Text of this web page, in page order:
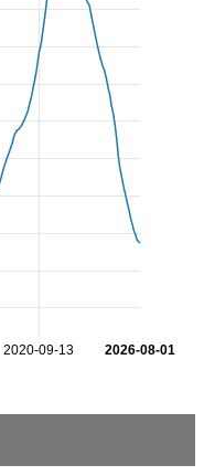
2020-09-13 2026-08-01